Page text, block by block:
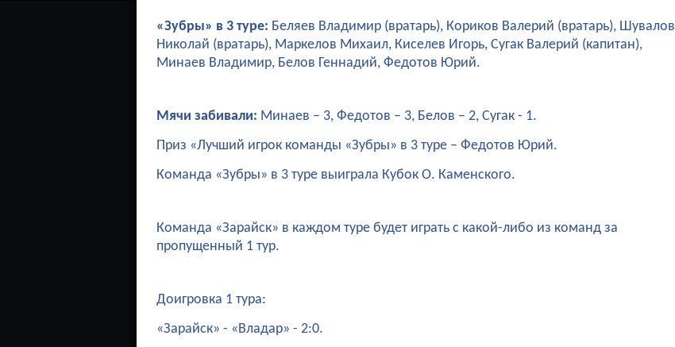
«Зубры» в 3 туре: Беляев Владимир (вратарь), Кориков Валерий (вратарь), Шувалов
Николай (вратарь), Маркелов Михаил, Киселев Игорь, Сугак Валерий (капитан),
Минаев Владимир, Белов Геннадий, Федотов Юрий.
Мячи забивали: Минаев – 3, Федотов – 3, Белов – 2, Сугак - 1.
Приз «Лучший игрок команды «Зубры» в 3 туре – Федотов Юрий.
Команда «Зубры» в 3 туре выиграла Кубок О. Каменского.
Команда «Зарайск» в каждом туре будет играть с какой-либо из команд за
пропущенный 1 тур.
Доигровка 1 тура:
«Зарайск» - «Владар» - 2:0.